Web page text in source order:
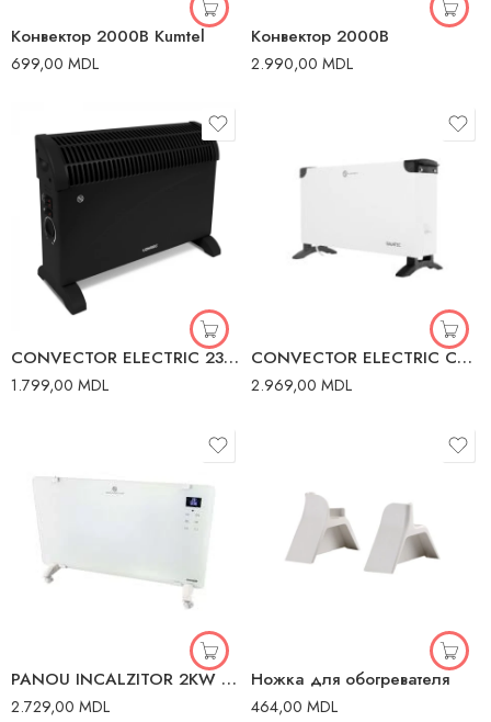
Конвектор 2000В Kumtel
699,00 MDL
Конвектор 2000В
2.990,00 MDL
CONVECTOR ELECTRIC 2300W 220V NEGRU+TELECOMANDA
1.799,00 MDL
CONVECTOR ELECTRIC CU UMIDIFICATOR 2000W 220V 18-25M LCD LUND
2.969,00 MDL
PANOU INCALZITOR 2KW STICLA ALBA LED
2.729,00 MDL
Ножка для обогревателя
464,00 MDL